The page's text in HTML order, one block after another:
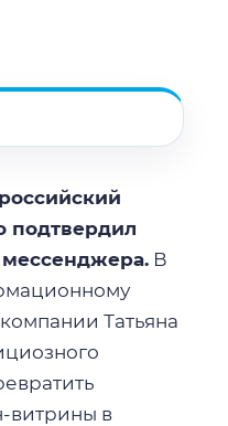
подтвердил
мессенджера. В
Татьяна
витрины в